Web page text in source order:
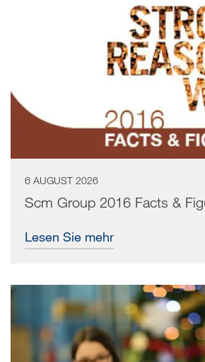
6 AUGUST 2026
Scm Group 2016 Facts &
Lesen Sie mehr